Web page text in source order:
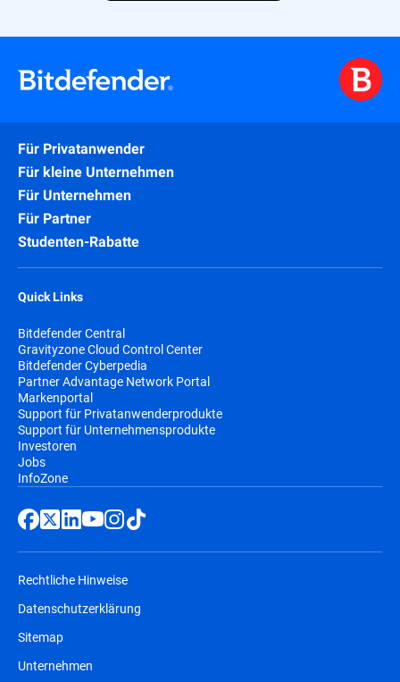
Für Privatanwender
Für kleine Unternehmen
Für Unternehmen
Für Partner
Studenten-Rabatte
Quick Links
Bitdefender Central
Gravityzone Cloud Control Center
Bitdefender Cyberpedia
Partner Advantage Network Portal
Markenportal
Support für Privatanwenderprodukte
Support für Unternehmensprodukte
Investoren
Jobs
InfoZone
Rechtliche Hinweise
Datenschutzerklärung
Sitemap
Unternehmen